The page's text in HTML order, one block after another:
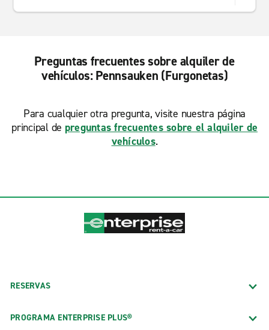
Preguntas frecuentes sobre alquiler de
vehículos: Pennsauken (Furgonetas)
Para cualquier otra pregunta, visite nuestra página
principal de preguntas frecuentes sobre el alquiler de
vehículos.
RESERVAS
PROGRAMA ENTERPRISE PLUS®